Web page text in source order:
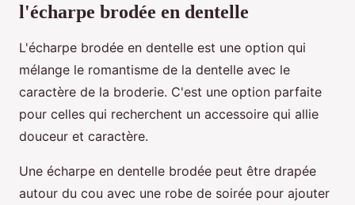
l'écharpe brodée en dentelle
L'écharpe brodée en dentelle est une option qui
mélange le romantisme de la dentelle avec le
caractère de la broderie. C'est une option parfaite
pour celles qui recherchent un accessoire qui allie
douceur et caractère.
Une écharpe en dentelle brodée peut être drapée
autour du cou avec une robe de soirée pour ajouter